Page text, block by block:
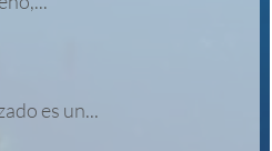
es un...